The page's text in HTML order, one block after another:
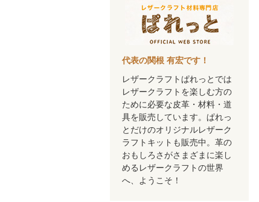
代表の関根 有宏です！
レザークラフトぱれっとでは
レザークラフトを楽しむ方の
ために必要な皮革・材料・道
具を販売しています。ぱれっ
とだけのオリジナルレザーク
ラフトキットも販売中。革の
おもしろさがさまざまに楽し
めるレザークラフトの世界
へ、ようこそ！